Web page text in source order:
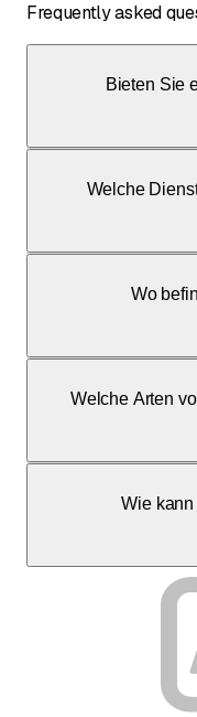
Frequently asked
Bieten Sie
Bürozeiten unter 079
Welche
Wo
Albis.Welche Arten
Wie
Sie erreichen uns
per E-Mail unter